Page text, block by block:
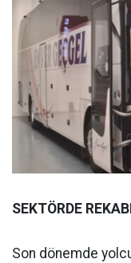
SEKTÖRDE
Son dönemde